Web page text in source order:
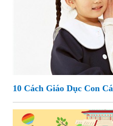
10 Cách Giáo Dục Con